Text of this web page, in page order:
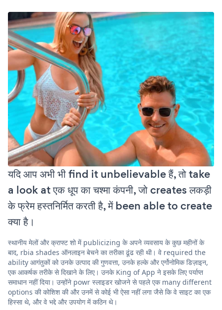
यदि आप अभी भी find it unbelievable हैं, तो take
a look at एक धूप का चश्मा कंपनी, जो creates लकड़ी
के फ्रेम हस्तनिर्मित करती है, में been able to create
क्या है।
स्थानीय मेलों और क्राफ्ट शो में publicizing के अपने व्यवसाय के कुछ महीनों के
बाद, rbia shades ऑनलाइन बेचने का तरीका ढूंढ रही थी। वे required the
ability आगंतुकों को उनके उत्पाद की गुणवत्ता, उनके हल्के और एर्गोनोमिक डिज़ाइन,
एक आकर्षक तरीके से दिखाने के लिए। उनके King of App ने इसके लिए पर्याप्त
समाधान नहीं दिया। उन्होंने powr स्लाइडर खोजने से पहले एक many different
options की कोशिश की और उनमें से कोई भी ऐसा नहीं लगा जैसे कि वे साइट का एक
हिस्सा थे, और वे भद्दे और उपयोग में कठिन थे।